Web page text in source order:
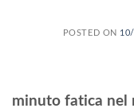
POSTED ON
minuto fatica nel